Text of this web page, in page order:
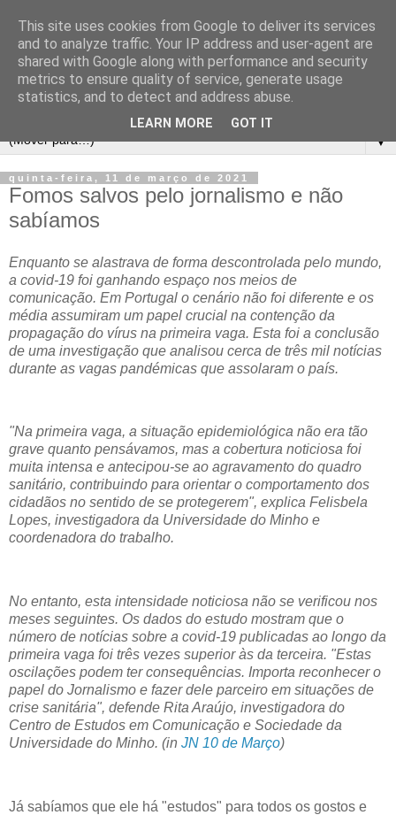
▼
quinta-feira, 11 de março de 2021
Fomos salvos pelo jornalismo e não
sabíamos
Enquanto se alastrava de forma descontrolada pelo mundo,
a covid-19 foi ganhando espaço nos meios de
comunicação. Em Portugal o cenário não foi diferente e os
média assumiram um papel crucial na contenção da
propagação do vírus na primeira vaga. Esta foi a conclusão
de uma investigação que analisou cerca de três mil notícias
durante as vagas pandémicas que assolaram o país.
"Na primeira vaga, a situação epidemiológica não era tão
grave quanto pensávamos, mas a cobertura noticiosa foi
muita intensa e antecipou-se ao agravamento do quadro
sanitário, contribuindo para orientar o comportamento dos
cidadãos no sentido de se protegerem", explica Felisbela
Lopes, investigadora da Universidade do Minho e
coordenadora do trabalho.
No entanto, esta intensidade noticiosa não se verificou nos
meses seguintes. Os dados do estudo mostram que o
número de notícias sobre a covid-19 publicadas ao longo da
primeira vaga foi três vezes superior às da terceira. "Estas
oscilações podem ter consequências. Importa reconhecer o
papel do Jornalismo e fazer dele parceiro em situações de
crise sanitária", defende Rita Araújo, investigadora do
Centro de Estudos em Comunicação e Sociedade da
Universidade do Minho. (in JN 10 de Março)
Já sabíamos que ele há "estudos" para todos os gostos e
This site uses cookies from Google to deliver its services
and to analyze traffic. Your IP address and user-agent are
shared with Google along with performance and security
metrics to ensure quality of service, generate usage
statistics, and to detect and address abuse.
LEARN MORE GOT IT